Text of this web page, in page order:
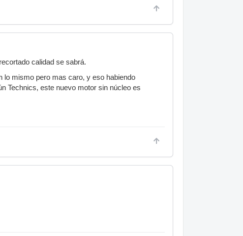
calidad se sabrá.
lo mismo pero mas caro, y eso habiendo
Technics, este nuevo motor sin núcleo es